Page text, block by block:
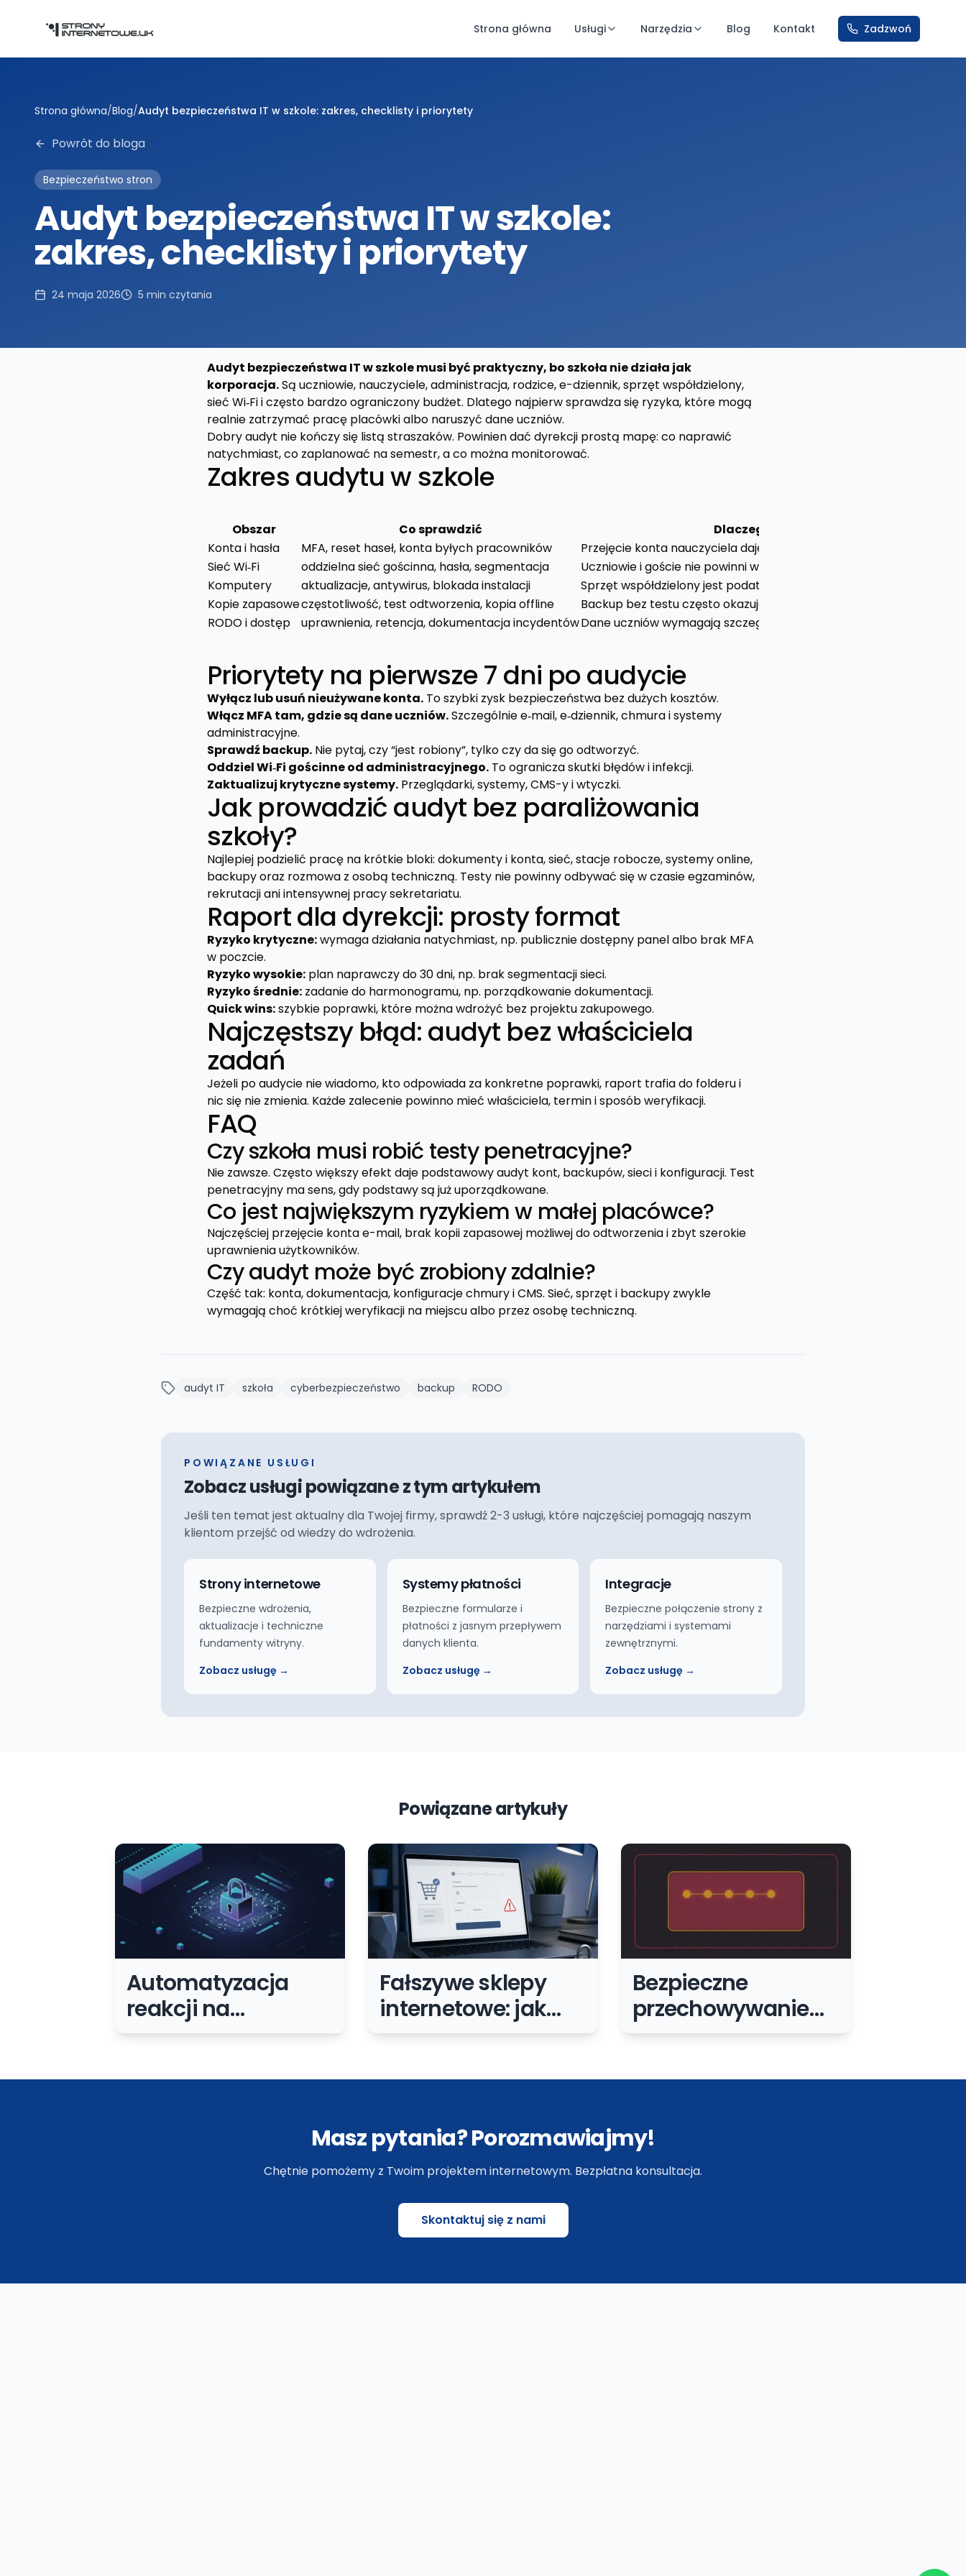
Strona główna Usługi Narzędzia Blog Kontakt Zadzwoń
Strona główna/Blog/Audyt bezpieczeństwa IT w szkole: zakres, checklisty i priorytety
Powrót do bloga
Bezpieczeństwo stron
Audyt bezpieczeństwa IT w szkole:
zakres, checklisty i priorytety
24 maja 2026 5 min czytania
Audyt bezpieczeństwa IT w szkole musi być praktyczny, bo szkoła nie działa jak
korporacja.Są uczniowie, nauczyciele, administracja, rodzice, e-dziennik, sprzęt współdzielony,
sieć Wi‑Fi i często bardzo ograniczony budżet. Dlatego najpierw sprawdza się ryzyka, które mogą
realnie zatrzymać pracę placówki albo naruszyć dane uczniów.
Dobry audyt nie kończy się listą straszaków. Powinien dać dyrekcji prostą mapę: co naprawić
natychmiast, co zaplanować na semestr, a co można monitorować.
Zakres audytu w szkole
Obszar Co sprawdzić
Dlaczego ważne
Konta i hasła
MFA, reset haseł, konta byłych pracowników
Przejęcie konta nauczyciela daje dostęp do danych i komunikacji.
Sieć Wi‑Fi
oddzielna sieć gościnna, hasła, segmentacja
Uczniowie i goście nie powinni widzieć urządzeń administracji.
Komputery
aktualizacje, antywirus, blokada instalacji
Sprzęt współdzielony jest podatny na przypadkowe infekcje.
Kopie zapasoweczęstotliwość, test odtworzenia, kopia offline
Backup bez testu często okazuje się bezużyteczny po awarii.
RODO i dostęp
uprawnienia, retencja, dokumentacja incydentówDane uczniów wymagają szczególnie ostrożnego procesu.
Priorytety na pierwsze 7 dni po audycie
Wyłącz lub usuń nieużywane konta. To szybki zysk bezpieczeństwa bez dużych kosztów.
Włącz MFA tam, gdzie są dane uczniów.Szczególnie e‑mail, e‑dziennik, chmura i systemy
administracyjne.
Sprawdź backup. Nie pytaj, czy “jest robiony”, tylko czy da się go odtworzyć.
Oddziel Wi‑Fi gościnne od administracyjnego. To ogranicza skutki błędów i infekcji.
Zaktualizuj krytyczne systemy. Przeglądarki, systemy, CMS-y i wtyczki.
Jak prowadzić audyt bez paraliżowania
szkoły?
Najlepiej podzielić pracę na krótkie bloki: dokumenty i konta, sieć, stacje robocze, systemy online,
backupy oraz rozmowa z osobą techniczną. Testy nie powinny odbywać się w czasie egzaminów,
rekrutacji ani intensywnej pracy sekretariatu.
Raport dla dyrekcji: prosty format
Ryzyko krytyczne:wymaga działania natychmiast, np. publicznie dostępny panel albo brak MFA
w poczcie.
Ryzyko wysokie: plan naprawczy do 30 dni, np. brak segmentacji sieci.
Ryzyko średnie: zadanie do harmonogramu, np. porządkowanie dokumentacji.
Quick wins:szybkie poprawki, które można wdrożyć bez projektu zakupowego.
Najczęstszy błąd: audyt bez właściciela
zadań
Jeżeli po audycie nie wiadomo, kto odpowiada za konkretne poprawki, raport trafia do folderu i
nic się nie zmienia. Każde zalecenie powinno mieć właściciela, termin i sposób weryfikacji.
FAQ
Czy szkoła musi robić testy penetracyjne?
Nie zawsze. Często większy efekt daje podstawowy audyt kont, backupów, sieci i konfiguracji. Test
penetracyjny ma sens, gdy podstawy są już uporządkowane.
Co jest największym ryzykiem w małej placówce?
Najczęściej przejęcie konta e-mail, brak kopii zapasowej możliwej do odtworzenia i zbyt szerokie
uprawnienia użytkowników.
Czy audyt może być zrobiony zdalnie?
Część tak: konta, dokumentacja, konfiguracje chmury i CMS. Sieć, sprzęt i backupy zwykle
wymagają choć krótkiej weryfikacji na miejscu albo przez osobę techniczną.
audyt IT szkoła cyberbezpieczeństwo backup RODO
POWIĄZANE USŁUGI
Zobacz usługi powiązane z tym artykułem
Jeśli ten temat jest aktualny dla Twojej firmy, sprawdź 2-3 usługi, które najczęściej pomagają naszym
klientom przejść od wiedzy do wdrożenia.
Strony internetowe
Bezpieczne wdrożenia,
aktualizacje i techniczne
fundamenty witryny.
Zobacz usługę →
Systemy płatności
Bezpieczne formularze i
płatności z jasnym przepływem
danych klienta.
Zobacz usługę →
Integracje
Bezpieczne połączenie strony z
narzędziami i systemami
zewnętrznymi.
Zobacz usługę →
Powiązane artykuły
Automatyzacja
reakcji na
incydenty
szybciej, ale bez
Fałszywe sklepy
internetowe: jak
rozpoznać
zakupem
Bezpieczne
przechowywanie
haseł: praktyczne
firmy
Masz pytania? Porozmawiajmy!
Chętnie pomożemy z Twoim projektem internetowym. Bezpłatna konsultacja.
Skontaktuj się z nami